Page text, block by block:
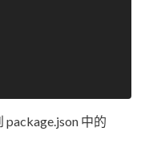
package.json 中的